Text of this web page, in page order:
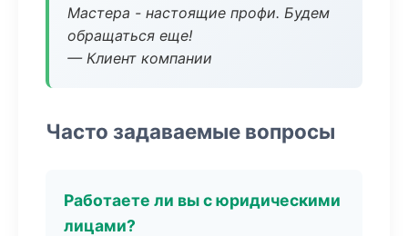
Мастера - настоящие профи. Будем
обращаться еще!
— Клиент компании
Часто задаваемые вопросы
Работаете ли вы с юридическими
лицами?